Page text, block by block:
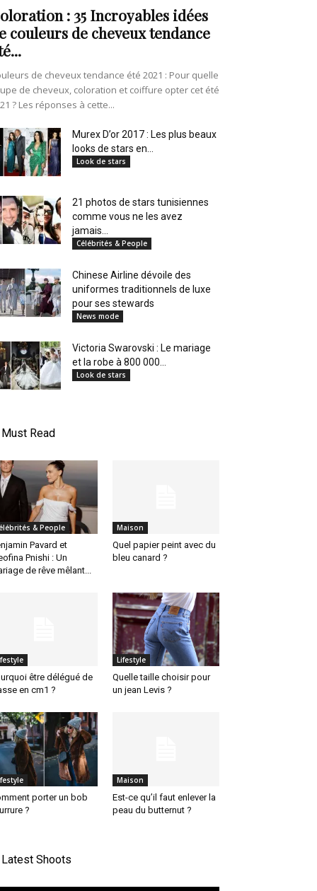
: 35 Incroyables idées
couleurs de cheveux tendance
de cheveux tendance été 2021 : Pour quelle
de cheveux, coloration et coiffure opter cet été
? Les réponses à cette...
Murex D’or 2017 : Les plus beaux
looks de stars en...
Look de stars
21 photos de stars tunisiennes
comme vous ne les avez
jamais...
Célébrités & People
Chinese Airline dévoile des
uniformes traditionnels de luxe
pour ses stewards
News mode
Victoria Swarovski : Le mariage
et la robe à 800 000...
Look de stars
Must Read
& People
Pavard et
Pnishi : Un
de rêve mêlant...
Maison
Quel papier peint avec du
bleu canard ?
être délégué de
en cm1 ?
Lifestyle
Quelle taille choisir pour
un jean Levis ?
porter un bob
?
Maison
Est-ce qu’il faut enlever la
peau du butternut ?
Latest Shoots